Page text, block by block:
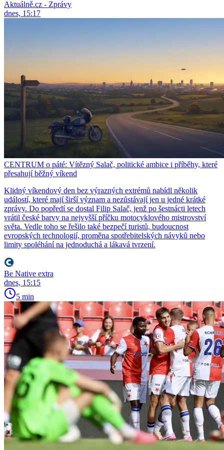
Aktuálně.cz - Zprávy
dnes, 15:17
CENTRUM o páté: Vítězný Salač, politické ambice i příběhy, které
přesahují běžný víkend
Klidný víkendový den bez výrazných extrémů nabídl několik
událostí, které mají širší význam a nezůstávají jen u jedné krátké
zprávy. Do popředí se dostal Filip Salač, jenž po šestnácti letech
vrátil české barvy na nejvyšší příčku motocyklového mistrovství
světa. Vedle toho se řešilo také bezpečí turistů, budoucnost
evropských technologií, proměna spotřebitelských návyků nebo
limity spoléhání na jednoduchá a lákavá tvrzení.
Be Native extra
dnes, 15:15
5 min